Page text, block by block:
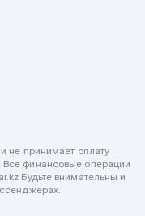
не принимает оплату
финансовые операции
Будьте внимательны и